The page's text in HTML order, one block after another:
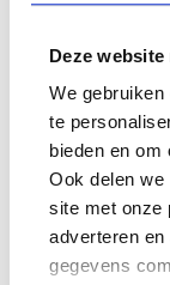
Deze
We
te
bieden en om
Ook delen
site met onze
adverteren
gegevens
Super Mario
Magickoopa
29.99